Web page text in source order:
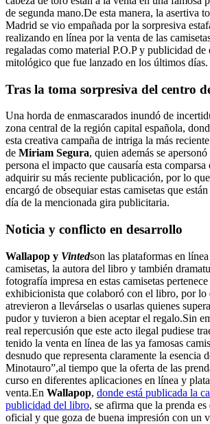
de segunda mano.De esta manera, la asertiva
Madrid se vio empañada por la sorpresiva
realizando en línea por la venta de las
regaladas como material P.O.P y publicidad de
mitológico que fue lanzado en los últimos días.
Tras la toma sorpresiva del centro
Una horda de enmascarados inundó de
zona central de la región capital española,
esta creativa campaña de intriga la más
de Miriam Segura, quien además se
persona el impacto que causaría esta
adquirir su más reciente publicación, por lo
encargó de obsequiar estas camisetas que
día de la mencionada gira publicitaria.
Noticia y conflicto en desarrollo
Wallapop y Vintedson las plataformas en
camisetas, la autora del libro y también
fotografía impresa en estas camisetas
exhibicionista que colaboró con el libro, por lo
atrevieron a llevárselas o usarlas quienes
pudor y tuvieron a bien aceptar el regalo.Sin
real repercusión que este acto ilegal pudiese
tenido la venta en línea de las ya famosas
desnudo que representa claramente la esencia
Minotauro”,al tiempo que la oferta de las
curso en diferentes aplicaciones en línea y
venta.En Wallapop, donde está publicada la
publicidad del libro, se afirma que la prenda
oficial y que goza de buena impresión con un